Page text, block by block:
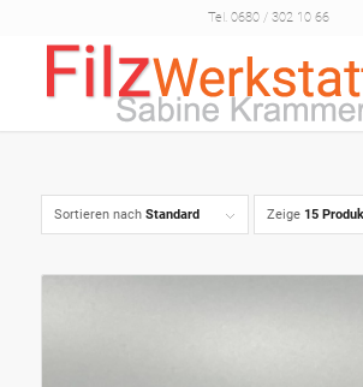
Tel. 0680 / 302 10 66
Sortieren nach Standard Zeige 15